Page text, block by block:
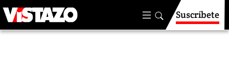
Suscríbete